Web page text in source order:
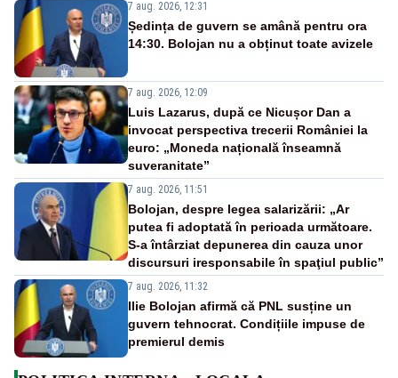
7 aug. 2026, 12:31
Ședința de guvern se amână pentru ora
14:30. Bolojan nu a obținut toate avizele
7 aug. 2026, 12:09
Luis Lazarus, după ce Nicușor Dan a
invocat perspectiva trecerii României la
euro: „Moneda națională înseamnă
suveranitate”
7 aug. 2026, 11:51
Bolojan, despre legea salarizării: „Ar
putea fi adoptată în perioada următoare.
S-a întârziat depunerea din cauza unor
discursuri iresponsabile în spaţiul public”
7 aug. 2026, 11:32
Ilie Bolojan afirmă că PNL susține un
guvern tehnocrat. Condițiile impuse de
premierul demis